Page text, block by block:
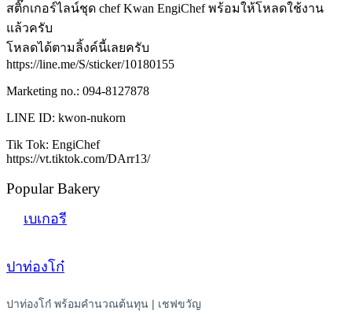
สติ๊กเกอร์ไลน์ชุด chef Kwan EngiChef พร้อมให้โหลดใช้งาน
แล้วครับ
โหลดได้ตามลิ้งค์นี้เลยครับ
https://line.me/S/sticker/10180155
Marketing no.: 094-8127878
LINE ID: kwon-nukorn
Tik Tok: EngiChef
https://vt.tiktok.com/DArr13/
Popular Bakery
เบเกอรี
ปาท่องโก๋
ปาท่องโก๋ พร้อมคำนวณต้นทุน | เชฟขวัญ